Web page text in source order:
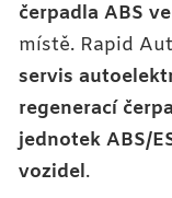
čerpadla ABS
místě. Rapid
servis
regenerací
jednotek ABS/
vozidel.